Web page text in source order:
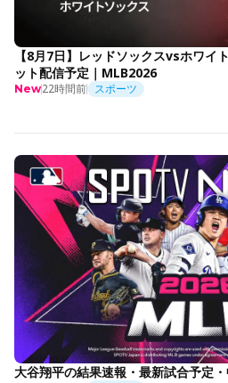
【8月7日】レッドソックスvsホワイ
ット配信予定｜MLB2026
New22時間前 スポーツ
大谷翔平の結果速報・最新試合予定